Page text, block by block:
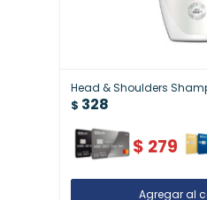
Head & Shoulders
$ 328
$ 279